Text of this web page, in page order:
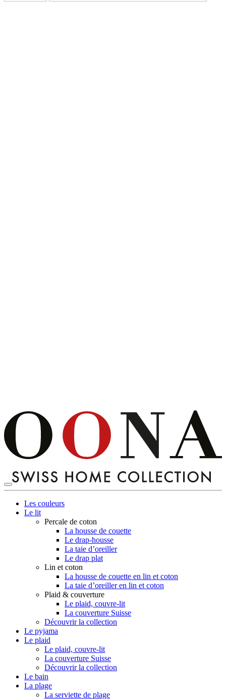
Les couleurs
Le lit
Percale de coton
La housse de couette
Le drap-housse
La taie d’oreiller
Le drap plat
Lin et coton
La housse de couette en lin et coton
La taie d’oreiller en lin et coton
Plaid & couverture
Le plaid, couvre-lit
La couverture Suisse
Découvrir la collection
Le pyjama
Le plaid
Le plaid, couvre-lit
La couverture Suisse
Découvrir la collection
Le bain
La plage
La serviette de plage